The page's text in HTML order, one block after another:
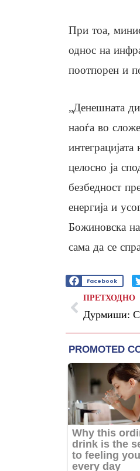
При тоа,
однос на
поотпорен и
„Денешната
наоѓа во
целосно ја
безбедност
енергија и
Божиновска
сама да се
Facebook
ПРЕТХОДНО